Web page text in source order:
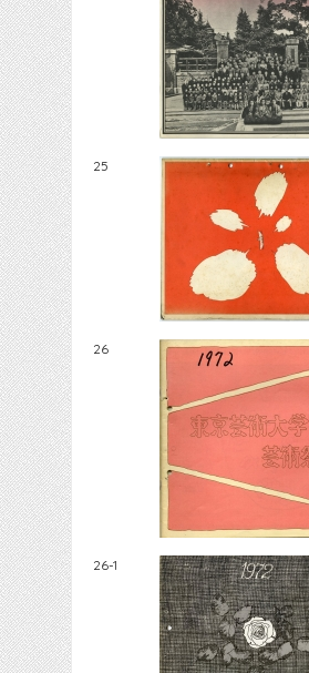
25
26
26-1